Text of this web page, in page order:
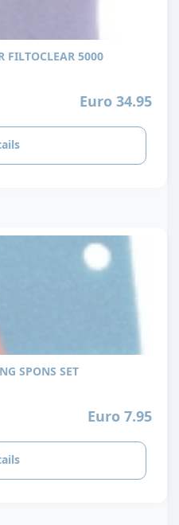
FILTOCLEAR 5000
Euro 34.95
SPONS SET
Euro 7.95